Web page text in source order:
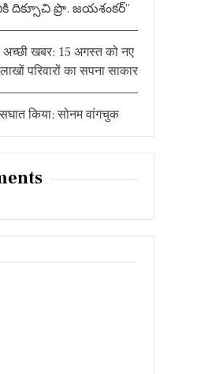
ప్రొ. జయశంకర్”
अच्छी खबर: 15 अगस्त को नए
परिवारों का सपना साकार
किया: सोनम वांगचुक